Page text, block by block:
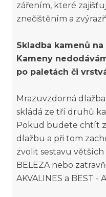
zářením, které
znečištěním a
Skladba kamenů
Kameny
po paletách či
Mrazuvzdorná dlažba
skládá ze tří druhů
Pokud budete chtít
dlažbu a při tom
zvolit sestavu větších
BELEZA nebo
AKVALINES a BEST -